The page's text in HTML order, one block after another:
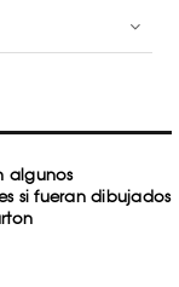
algunos
si fueran dibujados